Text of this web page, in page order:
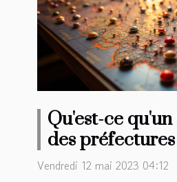
Qu'est-ce
des
Vendredi 12 mai 2023 04:12